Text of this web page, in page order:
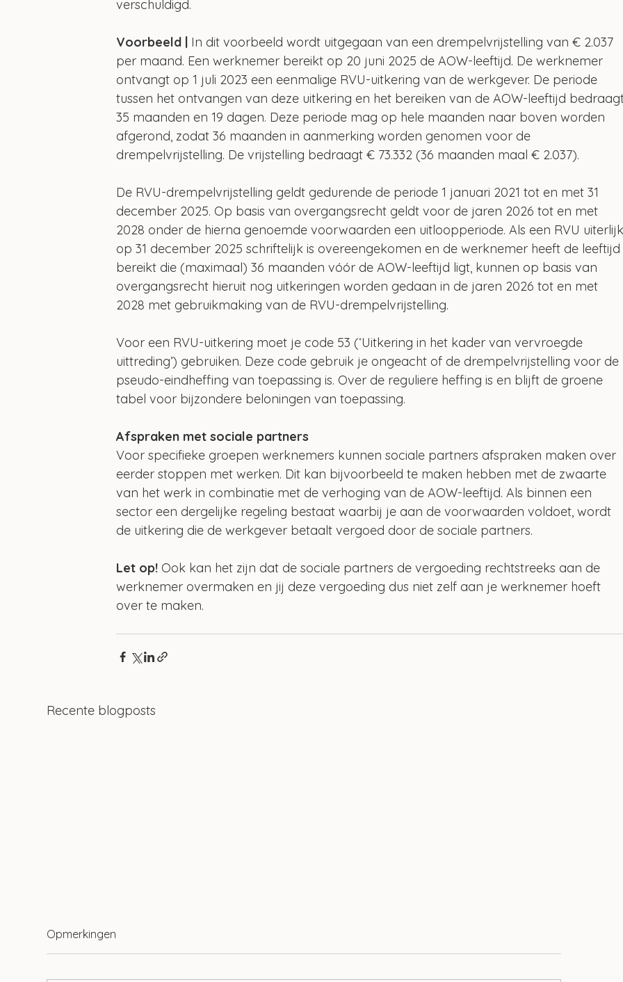
verschuldigd.
Voorbeeld | In dit voorbeeld wordt uitgegaan van een drempelvrijstelling van € 2.037
per maand. Een werknemer bereikt op 20 juni 2025 de AOW-leeftijd. De werknemer
ontvangt op 1 juli 2023 een eenmalige RVU-uitkering van de werkgever. De periode
tussen het ontvangen van deze uitkering en het bereiken van de AOW-leeftijd
35 maanden en 19 dagen. Deze periode mag op hele maanden naar boven worden
afgerond, zodat 36 maanden in aanmerking worden genomen voor de
drempelvrijstelling. De vrijstelling bedraagt € 73.332 (36 maanden maal € 2.037).
De RVU-drempelvrijstelling geldt gedurende de periode 1 januari 2021 tot en met 31
december 2025. Op basis van overgangsrecht geldt voor de jaren 2026 tot en met
2028 onder de hierna genoemde voorwaarden een uitloopperiode. Als een RVU uiterlijk
op 31 december 2025 schriftelijk is overeengekomen en de werknemer heeft de leeftijd
bereikt die (maximaal) 36 maanden vóór de AOW-leeftijd ligt, kunnen op basis van
overgangsrecht hieruit nog uitkeringen worden gedaan in de jaren 2026 tot en met
2028 met gebruikmaking van de RVU-drempelvrijstelling.
Voor een RVU-uitkering moet je code 53 (‘Uitkering in het kader van vervroegde
uittreding’) gebruiken. Deze code gebruik je ongeacht of de drempelvrijstelling voor de
pseudo-eindheffing van toepassing is. Over de reguliere heffing is en blijft de groene
tabel voor bijzondere beloningen van toepassing.
Afspraken met sociale partners
Voor specifieke groepen werknemers kunnen sociale partners afspraken maken over
eerder stoppen met werken. Dit kan bijvoorbeeld te maken hebben met de zwaarte
van het werk in combinatie met de verhoging van de AOW-leeftijd. Als binnen een
sector een dergelijke regeling bestaat waarbij je aan de voorwaarden voldoet, wordt
de uitkering die de werkgever betaalt vergoed door de sociale partners.
Let op! Ook kan het zijn dat de sociale partners de vergoeding rechtstreeks aan de
werknemer overmaken en jij deze vergoeding dus niet zelf aan je werknemer hoeft
over te maken.
Recente blogposts
Opmerkingen